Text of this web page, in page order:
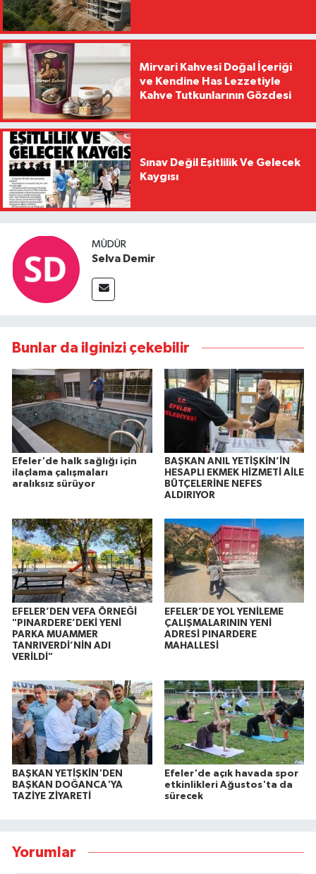
Mirvari Kahvesi Doğal İçeriği
ve Kendine Has Lezzetiyle
Kahve Tutkunlarının Gözdesi
Sınav Değil Eşitlilik Ve Gelecek
Kaygısı
MÜDÜR
Selva Demir
Bunlar da ilginizi çekebilir
Efeler'de halk sağlığı için
ilaçlama çalışmaları
aralıksız sürüyor
BAŞKAN ANIL YETİŞKİN’İN
HESAPLI EKMEK HİZMETİ AİLE
BÜTÇELERİNE NEFES
ALDIRIYOR
EFELER’DEN VEFA ÖRNEĞİ
"PINARDERE’DEKİ YENİ
PARKA MUAMMER
TANRIVERDİ’NİN ADI
VERİLDİ"
EFELER’DE YOL YENİLEME
ÇALIŞMALARININ YENİ
ADRESİ PINARDERE
MAHALLESİ
BAŞKAN YETİŞKİN'DEN
BAŞKAN DOĞANCA'YA
TAZİYE ZİYARETİ
Efeler'de açık havada spor
etkinlikleri Ağustos'ta da
sürecek
Yorumlar